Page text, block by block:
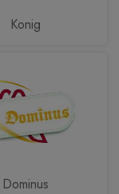
Konig
Dominus